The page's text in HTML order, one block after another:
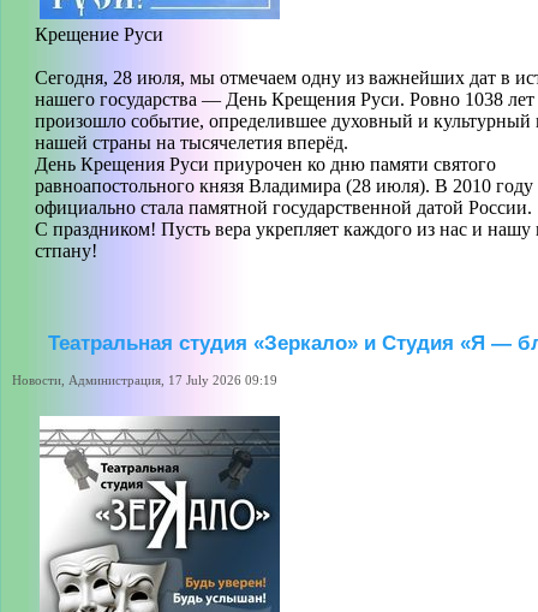
Крещение Руси
Сегодня, 28 июля, мы отмечаем одну из важнейших дат в
нашего государства — День Крещения Руси. Ровно 1038 лет
произошло событие, определившее духовный и культурный
нашей страны на тысячелетия вперёд.
День Крещения Руси приурочен ко дню памяти святого
равноапостольного князя Владимира (28 июля). В 2010 году
официально стала памятной государственной датой России.
С праздником! Пусть вера укрепляет каждого из нас и
стпану!
Театральная студия «Зеркало» и Студия «Я —
Новости, Администрация, 17 July 2026 09:19